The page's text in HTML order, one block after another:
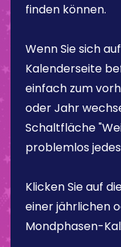
finden können.
Wenn Sie sich
Kalenderseite
einfach zum
oder Jahr
Schaltfläche
problemlos
Klicken Sie auf
einer jährlichen
Mondphasen-